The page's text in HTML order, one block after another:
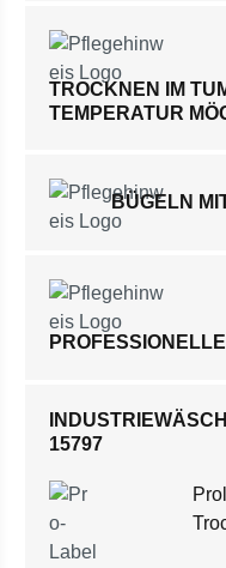
TROCKNEN IM
TEMPERATUR
BÜGELN
15797